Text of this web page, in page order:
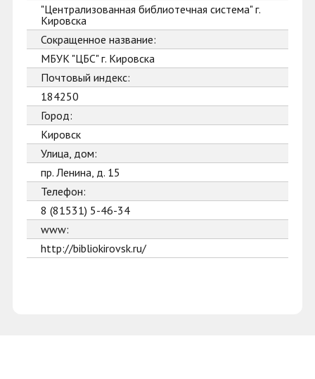
"Централизованная библиотечная система" г.
Кировска
Сокращенное название:
МБУК "ЦБС" г. Кировска
Почтовый индекс:
184250
Город:
Кировск
Улица, дом:
пр. Ленина, д. 15
Телефон:
8 (81531) 5-46-34
www:
http://bibliokirovsk.ru/